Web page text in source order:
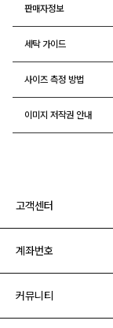
판매자정보
세탁 가이드
사이즈 측정 방법
이미지 저작권 안내
고객센터
계좌번호
커뮤니티